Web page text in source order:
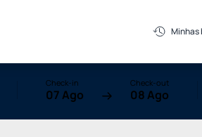
Minhas
Check-in
07 Ago
Check-out
08 Ago